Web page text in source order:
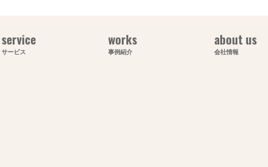
service
サービス
works
事例紹介
about us
会社情報